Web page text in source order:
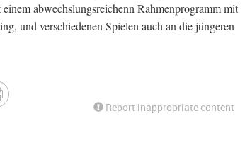
abwechslungsreichenn Rahmenprogramm mit
und verschiedenen Spielen auch an die jüngeren
Report inappropriate content